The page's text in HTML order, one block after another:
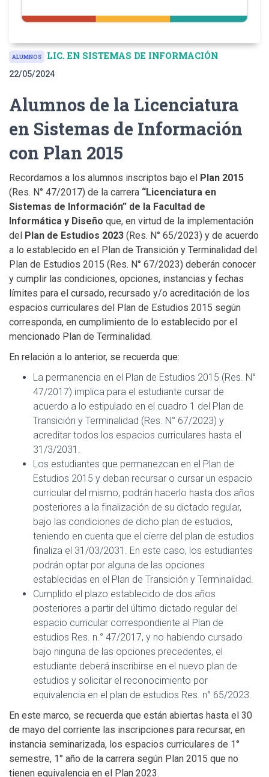
ALUMNOS LIC. EN SISTEMAS DE INFORMACIÓN
22/05/2024
Alumnos de la Licenciatura
en Sistemas de Información
con Plan 2015
Recordamos a los alumnos inscriptos bajo el Plan 2015
(Res. N° 47/2017) de la carrera “Licenciatura en
Sistemas de Información” de la Facultad de
Informática y Diseño que, en virtud de la implementación
del Plan de Estudios 2023 (Res. N° 65/2023) y de acuerdo
a lo establecido en el Plan de Transición y Terminalidad del
Plan de Estudios 2015 (Res. N° 67/2023) deberán conocer
y cumplir las condiciones, opciones, instancias y fechas
límites para el cursado, recursado y/o acreditación de los
espacios curriculares del Plan de Estudios 2015 según
corresponda, en cumplimiento de lo establecido por el
mencionado Plan de Terminalidad.
En relación a lo anterior, se recuerda que:
La permanencia en el Plan de Estudios 2015 (Res. N°
47/2017) implica para el estudiante cursar de
acuerdo a lo estipulado en el cuadro 1 del Plan de
Transición y Terminalidad (Res. N° 67/2023) y
acreditar todos los espacios curriculares hasta el
31/3/2031.
Los estudiantes que permanezcan en el Plan de
Estudios 2015 y deban recursar o cursar un espacio
curricular del mismo, podrán hacerlo hasta dos años
posteriores a la finalización de su dictado regular,
bajo las condiciones de dicho plan de estudios,
teniendo en cuenta que el cierre del plan de estudios
finaliza el 31/03/2031. En este caso, los estudiantes
podrán optar por alguna de las opciones
establecidas en el Plan de Transición y Terminalidad.
Cumplido el plazo establecido de dos años
posteriores a partir del último dictado regular del
espacio curricular correspondiente al Plan de
estudios Res. n.° 47/2017, y no habiendo cursado
bajo ninguna de las opciones precedentes, el
estudiante deberá inscribirse en el nuevo plan de
estudios y solicitar el reconocimiento por
equivalencia en el plan de estudios Res. n° 65/2023.
En este marco, se recuerda que están abiertas hasta el 30
de mayo del corriente las inscripciones para recursar, en
instancia seminarizada, los espacios curriculares de 1°
semestre, 1° año de la carrera según Plan 2015 que no
tienen equivalencia en el Plan 2023.